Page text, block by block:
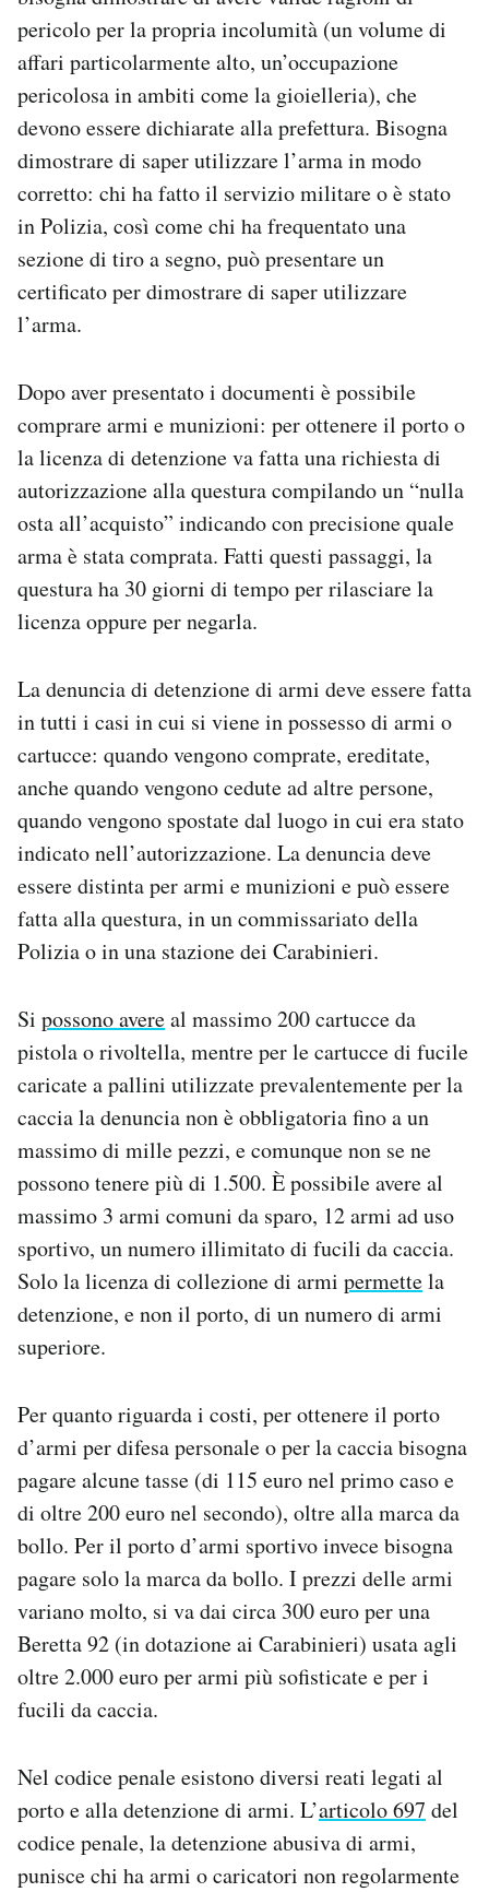
pericolo per la propria incolumità (un volume di
affari particolarmente alto, un’occupazione
pericolosa in ambiti come la gioielleria), che
devono essere dichiarate alla prefettura. Bisogna
dimostrare di saper utilizzare l’arma in modo
corretto: chi ha fatto il servizio militare o è stato
in Polizia, così come chi ha frequentato una
sezione di tiro a segno, può presentare un
certificato per dimostrare di saper utilizzare
l’arma.
Dopo aver presentato i documenti è possibile
comprare armi e munizioni: per ottenere il porto o
la licenza di detenzione va fatta una richiesta di
autorizzazione alla questura compilando un “nulla
osta all’acquisto” indicando con precisione quale
arma è stata comprata. Fatti questi passaggi, la
questura ha 30 giorni di tempo per rilasciare la
licenza oppure per negarla.
La denuncia di detenzione di armi deve essere fatta
in tutti i casi in cui si viene in possesso di armi o
cartucce: quando vengono comprate, ereditate,
anche quando vengono cedute ad altre persone,
quando vengono spostate dal luogo in cui era stato
indicato nell’autorizzazione. La denuncia deve
essere distinta per armi e munizioni e può essere
fatta alla questura, in un commissariato della
Polizia o in una stazione dei Carabinieri.
Si possono avereal massimo 200 cartucce da
pistola o rivoltella, mentre per le cartucce di fucile
caricate a pallini utilizzate prevalentemente per la
caccia la denuncia non è obbligatoria fino a un
massimo di mille pezzi, e comunque non se ne
possono tenere più di 1.500. È possibile avere al
massimo 3 armi comuni da sparo, 12 armi ad uso
sportivo, un numero illimitato di fucili da caccia.
Solo la licenza di collezione di armi permettela
detenzione, e non il porto, di un numero di armi
superiore.
Per quanto riguarda i costi, per ottenere il porto
d’armi per difesa personale o per la caccia bisogna
pagare alcune tasse (di 115 euro nel primo caso e
di oltre 200 euro nel secondo), oltre alla marca da
bollo. Per il porto d’armi sportivo invece bisogna
pagare solo la marca da bollo. I prezzi delle armi
variano molto, si va dai circa 300 euro per una
Beretta 92 (in dotazione ai Carabinieri) usata agli
oltre 2.000 euro per armi più sofisticate e per i
fucili da caccia.
Nel codice penale esistono diversi reati legati al
porto e alla detenzione di armi. L’articolo 697 del
codice penale, la detenzione abusiva di armi,
punisce chi ha armi o caricatori non regolarmente